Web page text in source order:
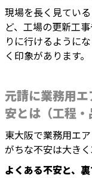
現場を長く見てい
ど、工場の更新工
りに行けるように
く印象があります。
元請に業務用
安とは（工程・
東大阪で業務用エ
がちな不安は大きく
よくある不安と、